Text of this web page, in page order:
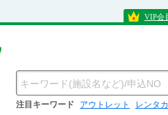
VIP会
注目キーワード アウトレット レンタ